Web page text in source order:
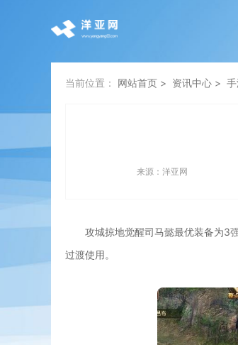
当前位置： 网站首页 资讯中心
来源： 洋亚网
攻城掠地觉醒司马懿最优装备为3
过渡使用。